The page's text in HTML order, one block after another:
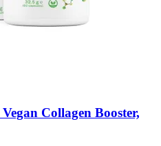
Vegan Collagen Booster,